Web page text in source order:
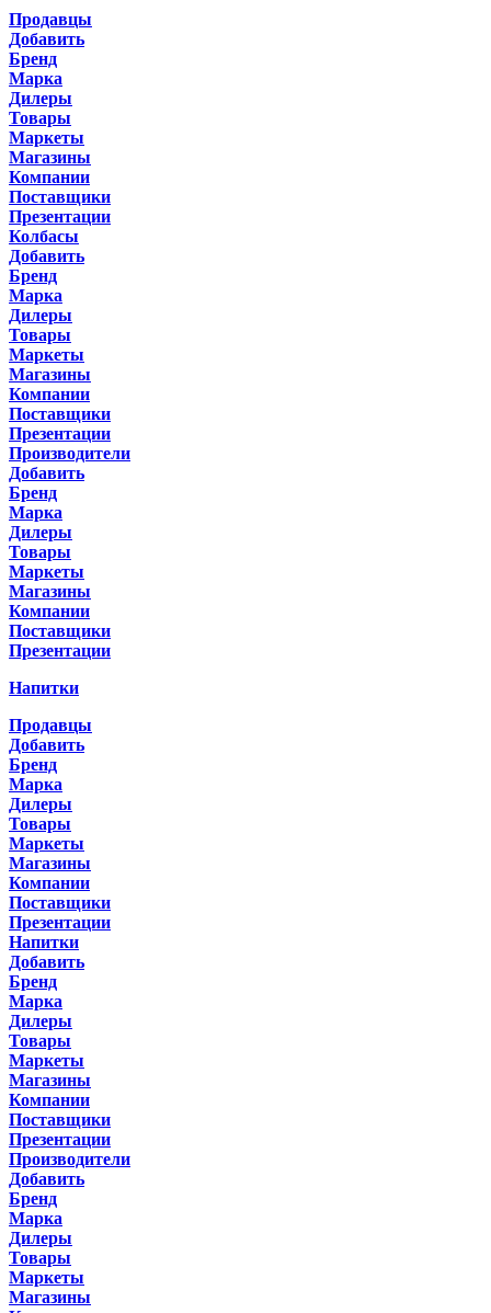
Продавцы
Добавить
Бренд
Марка
Дилеры
Товары
Маркеты
Магазины
Компании
Поставщики
Презентации
Колбасы
Добавить
Бренд
Марка
Дилеры
Товары
Маркеты
Магазины
Компании
Поставщики
Презентации
Производители
Добавить
Бренд
Марка
Дилеры
Товары
Маркеты
Магазины
Компании
Поставщики
Презентации
Напитки
Продавцы
Добавить
Бренд
Марка
Дилеры
Товары
Маркеты
Магазины
Компании
Поставщики
Презентации
Напитки
Добавить
Бренд
Марка
Дилеры
Товары
Маркеты
Магазины
Компании
Поставщики
Презентации
Производители
Добавить
Бренд
Марка
Дилеры
Товары
Маркеты
Магазины